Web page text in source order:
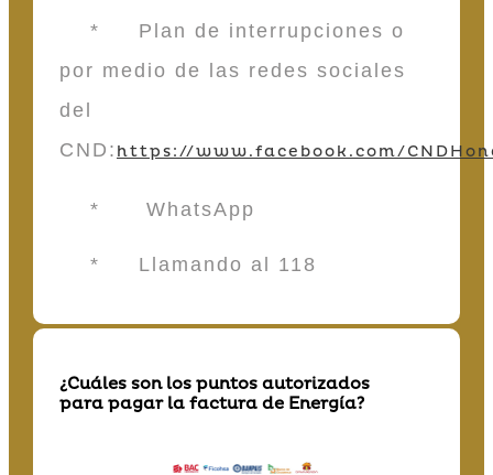
* Plan de interrupciones o
por medio de las redes sociales
del
CND: https://www.facebook.com/
* WhatsApp
* Llamando al 118
¿Cuáles son los puntos autorizados
para pagar la factura de Energía?